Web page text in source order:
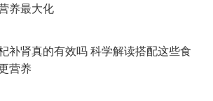
养最大化
补肾真的有效吗 科学解读搭配这些食
营养